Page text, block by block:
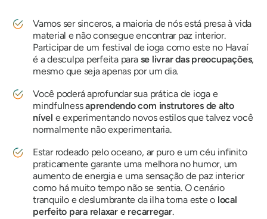
Vamos ser sinceros, a maioria de nós está presa à vida
material e não consegue encontrar paz interior.
Participar de um festival de ioga como este no Havaí
é a desculpa perfeita para se livrar das preocupações,
mesmo que seja apenas por um dia.
Você poderá aprofundar sua prática de ioga e
mindfulnessaprendendo com instrutores de alto
nível e experimentando novos estilos que talvez você
normalmente não experimentaria.
Estar rodeado pelo oceano, ar puro e um céu infinito
praticamente garante uma melhora no humor, um
aumento de energia e uma sensação de paz interior
como há muito tempo não se sentia. O cenário
tranquilo e deslumbrante da ilha torna este o local
perfeito para relaxar e recarregar.